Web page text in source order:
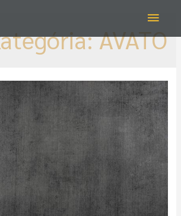
AVATO